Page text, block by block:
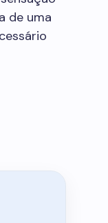
de uma